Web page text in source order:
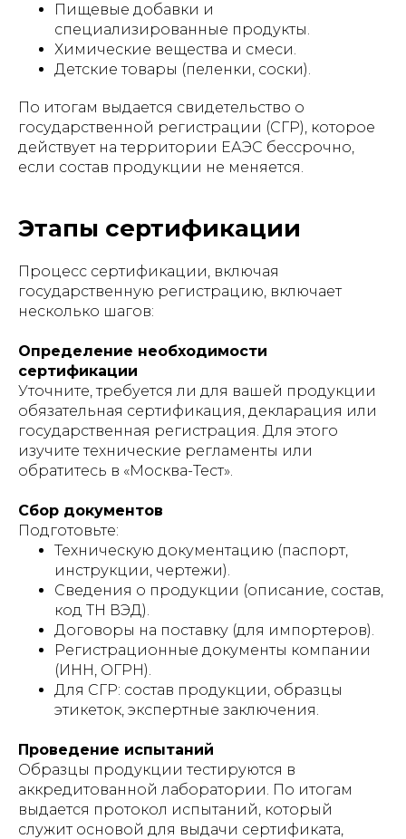
Пищевые добавки и
специализированные продукты.
Химические вещества и смеси.
Детские товары (пеленки, соски).
По итогам выдается свидетельство о
государственной регистрации (СГР), которое
действует на территории ЕАЭС бессрочно,
если состав продукции не меняется.
Этапы сертификации
Процесс сертификации, включая
государственную регистрацию, включает
несколько шагов:
Определение необходимости
сертификации
Уточните, требуется ли для вашей продукции
обязательная сертификация, декларация или
государственная регистрация. Для этого
изучите технические регламенты или
обратитесь в «Москва-Тест».
Сбор документов
Подготовьте:
Техническую документацию (паспорт,
инструкции, чертежи).
Сведения о продукции (описание, состав,
код ТН ВЭД).
Договоры на поставку (для импортеров).
Регистрационные документы компании
(ИНН, ОГРН).
Для СГР: состав продукции, образцы
этикеток, экспертные заключения.
Проведение испытаний
Образцы продукции тестируются в
аккредитованной лаборатории. По итогам
выдается протокол испытаний, который
служит основой для выдачи сертификата,